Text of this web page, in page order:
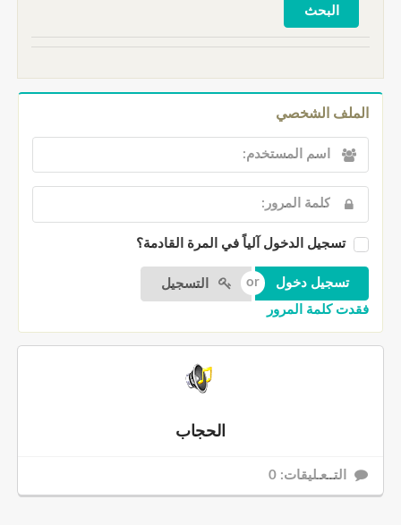
الملف الشخصي
تسجيل الدخول آلياً في المرة القادمة؟
التسجيل
فقدت كلمة المرور
الحجاب
التــعـليقات: 0